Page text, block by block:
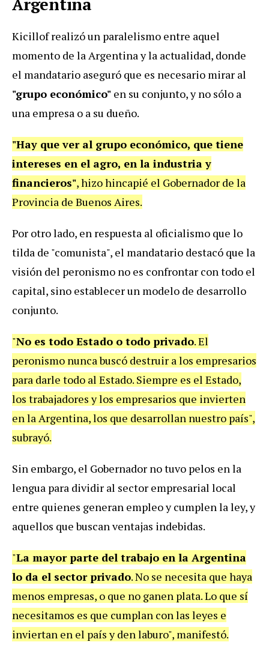
Argentina
Kicillof realizó un paralelismo entre aquel
momento de la Argentina y la actualidad, donde
el mandatario aseguró que es necesario mirar al
"grupo económico" en su conjunto, y no sólo a
una empresa o a su dueño.
"Hay que ver al grupo económico, que tiene
intereses en el agro, en la industria y
financieros", hizo hincapié el Gobernador de la
Provincia de Buenos Aires.
Por otro lado, en respuesta al oficialismo que lo
tilda de "comunista", el mandatario destacó que la
visión del peronismo no es confrontar con todo el
capital, sino establecer un modelo de desarrollo
conjunto.
"No es todo Estado o todo privado. El
peronismo nunca buscó destruir a los empresarios
para darle todo al Estado. Siempre es el Estado,
los trabajadores y los empresarios que invierten
en la Argentina, los que desarrollan nuestro país",
subrayó.
Sin embargo, el Gobernador no tuvo pelos en la
lengua para dividir al sector empresarial local
entre quienes generan empleo y cumplen la ley, y
aquellos que buscan ventajas indebidas.
"La mayor parte del trabajo en la Argentina
lo da el sector privado. No se necesita que haya
menos empresas, o que no ganen plata. Lo que sí
necesitamos es que cumplan con las leyes e
inviertan en el país y den laburo", manifestó.